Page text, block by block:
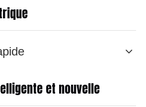
et nouvelle